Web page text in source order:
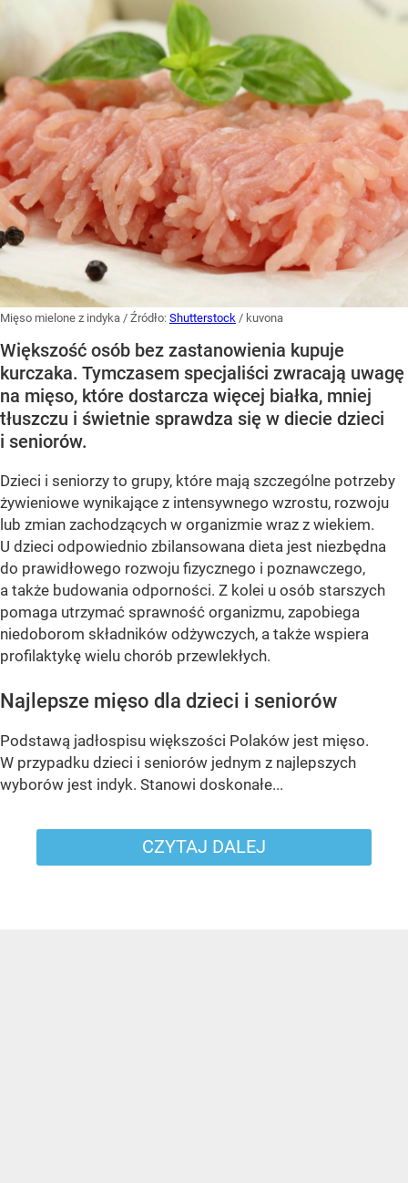
Mięso mielone z indyka / Źródło: Shutterstock / kuvona
Większość osób bez zastanowienia kupuje
kurczaka. Tymczasem specjaliści zwracają uwagę
na mięso, które dostarcza więcej białka, mniej
tłuszczu i świetnie sprawdza się w diecie dzieci
i seniorów.
Dzieci i seniorzy to grupy, które mają szczególne potrzeby
żywieniowe wynikające z intensywnego wzrostu, rozwoju
lub zmian zachodzących w organizmie wraz z wiekiem.
U dzieci odpowiednio zbilansowana dieta jest niezbędna
do prawidłowego rozwoju fizycznego i poznawczego,
a także budowania odporności. Z kolei u osób starszych
pomaga utrzymać sprawność organizmu, zapobiega
niedoborom składników odżywczych, a także wspiera
profilaktykę wielu chorób przewlekłych.
Najlepsze mięso dla dzieci i seniorów
Podstawą jadłospisu większości Polaków jest mięso.
W przypadku dzieci i seniorów jednym z najlepszych
wyborów jest indyk. Stanowi doskonałe...
CZYTAJ DALEJ